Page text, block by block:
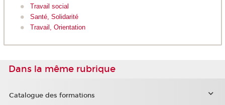
Travail social
Santé, Solidarité
Travail, Orientation
Dans la même rubrique
Catalogue des formations